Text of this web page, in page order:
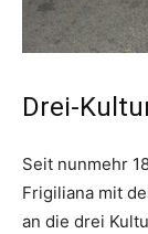
Drei-
Seit nunmehr
Frigiliana mit
an die drei